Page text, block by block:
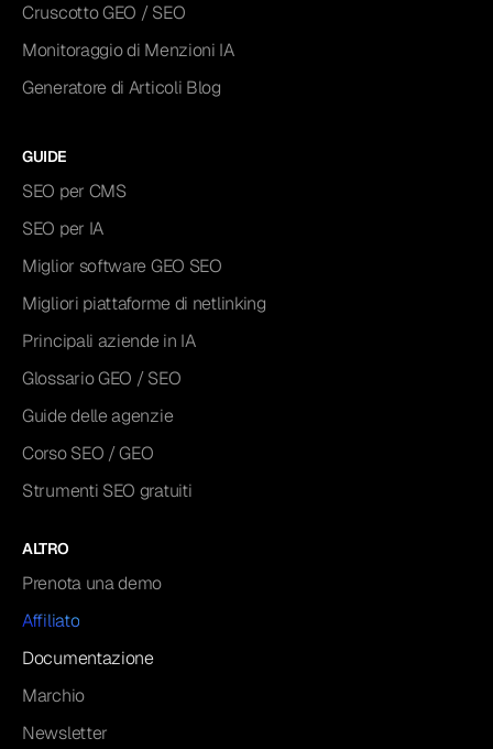
Cruscotto GEO / SEO
Monitoraggio di Menzioni IA
Generatore di Articoli Blog
GUIDE
SEO per CMS
SEO per IA
Miglior software GEO SEO
Migliori piattaforme di netlinking
Principali aziende in IA
Glossario GEO / SEO
Guide delle agenzie
Corso SEO / GEO
Strumenti SEO gratuiti
ALTRO
Prenota una demo
Affiliato
Documentazione
Marchio
Newsletter